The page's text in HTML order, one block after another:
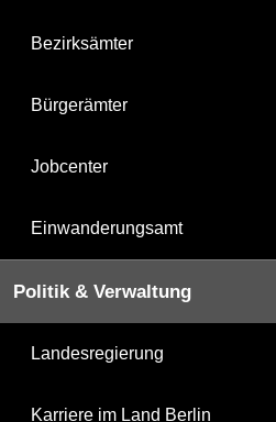
Bezirksämter
Bürgerämter
Jobcenter
Einwanderungsamt
Politik & Verwaltung
Landesregierung
Karriere im Land Berlin